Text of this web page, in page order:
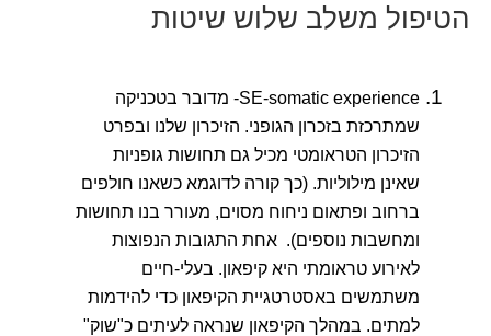
הטיפול משלב שלוש שיטות
SE-somatic experience- מדובר בטכניקה
שמתרכזת בזכרון הגופני. הזיכרון שלנו ובפרט
הזיכרון הטראומטי מכיל גם תחושות גופניות
שאינן מילוליות. (כך קורה לדוגמא כשאנו חולפים
ברחוב ופתאום ניחוח מסוים, מעורר בנו תחושות
ומחשבות נוספים). אחת התגובות הנפוצות
לאירוע טראומתי היא קיפאון. בעלי-חיים
משתמשים באסטרטגיית הקיפאון כדי להידמות
למתים. במהלך הקיפאון שנראה לעיתים כ"שוק"